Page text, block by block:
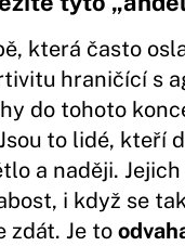
která často
hraničící s
do tohoto
to lidé, kteří
a naději.
i když se
zdát. Je to